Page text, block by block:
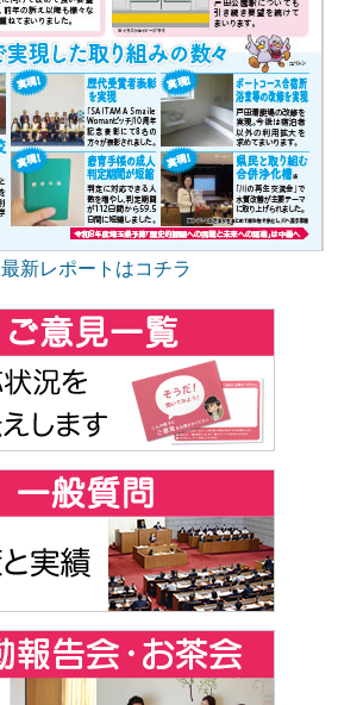
最新レポートはコチラ